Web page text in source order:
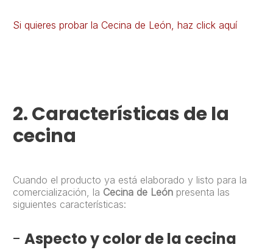
Si quieres probar la Cecina de León, haz click aquí
2.Características de la
cecina
Cuando el producto ya está elaborado y listo para la
comercialización, la Cecina de León presenta las
siguientes características:
- Aspecto y color de la cecina